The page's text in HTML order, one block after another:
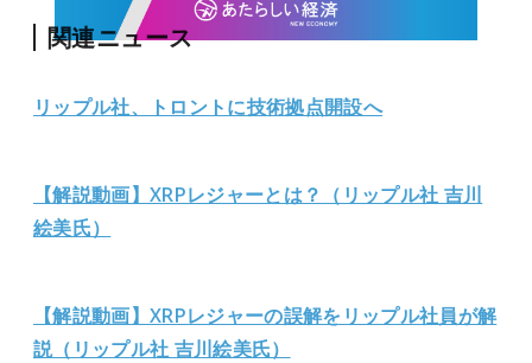
関連ニュース
リップル社、トロントに技術拠点開設へ
【解説動画】XRPレジャーとは？（リップル社 吉川
絵美氏）
【解説動画】XRPレジャーの誤解をリップル社員が解
説（リップル社 吉川絵美氏）